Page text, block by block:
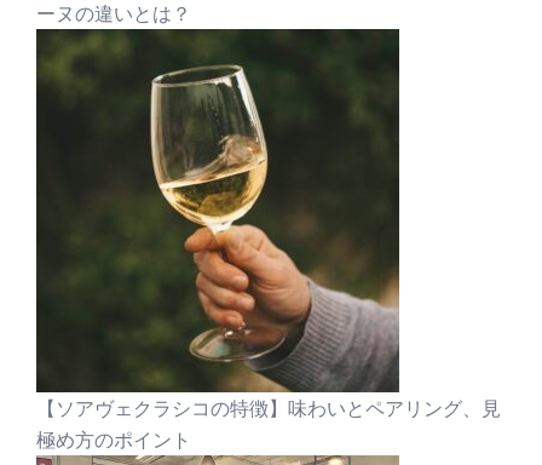
ーヌの違いとは？
【ソアヴェクラシコの特徴】味わいとペアリング、見
極め方のポイント